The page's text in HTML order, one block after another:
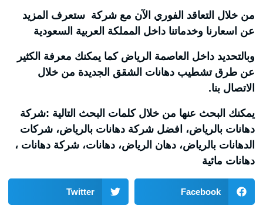
من خلال التعاقد الفوري الآن مع شركة ستعرف المزيد
عن اسعارنا وخدماتنا داخل المملكة العربية السعودية
وبالتحديد داخل العاصمة الرياض كما يمكنك معرفة الكثير
عن طرق تشطيب دهانات الشقق الجديدة من خلال
الاتصال بنا.
يمكنك البحث عنها من خلال كلمات البحث التالية :شركة
دهانات بالرياض، افضل شركة دهانات بالرياض، شركات
الدهانات بالرياض، دهان الرياض، دهانات، شركة دهانات ،
دهانات مائية
Facebook
Twitter